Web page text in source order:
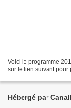
Voici le programme
sur le lien suivant pour
Hébergé par